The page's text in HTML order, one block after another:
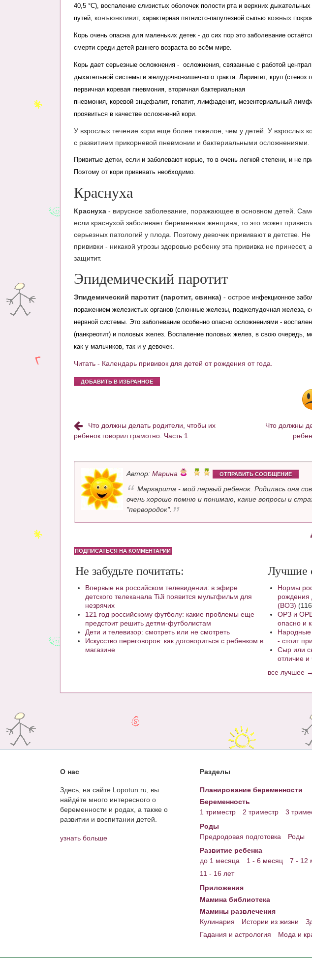
40,5 °C), воспаление слизистых оболочек полости рта и верхних дыхательных
путей, конъюнктивит, характерная пятнисто-папулезной сыпью кожных
Корь очень опасна для маленьких детек - до сих пор это заболевание
смерти среди детей раннего возраста во всём мире.
Корь дает серьезные осложнения - осложнения, связанные с работой
дыхательной системы и желудочно-кишечного тракта. Ларингит, круп (стеноз
первичная коревая пневмония, вторичная бактериальная
пневмония, коревой энцефалит, гепатит, лимфаденит, мезентериальный
проявиться в качестве осложнений кори.
У взрослых течение кори еще более тяжелое, чем у детей. У взрослых
с развитием прикорневой пневмонии и бактериальными осложнениями.
Привитые детки, если и заболевают корью, то в очень легкой степени, и не
Поэтому от кори прививать необходимо.
Краснуха
Краснуха - вирусное заболевание, поражающее в основном детей.
если краснухой заболевает беременная женщина, то это может
серьезных патологий у плода. Поэтому девочек прививают в детстве. Не
прививки - никакой угрозы здоровью ребенку эта прививка не
защитит.
Эпидемический паротит
Эпидемический паротит (паротит, свинка) - острое инфекционное
поражением железистых органов (слюнные железы, поджелудочная железа,
нервной системы. Это заболевание особенно опасно осложнениями -
(панкреотит) и половых желез. Воспаление половых желез, в свою очередь,
как у мальчиков, так и у девочек.
Читать - Календарь прививок для детей от рождения от года.
ДОБАВИТЬ В ИЗБРАННОЕ
Что должны делать родители, чтобы их
ребенок говорил грамотно. Часть 1
Что должны
Автор: Марина ОТПРАВИТЬ СООБЩЕНИЕ
Маргарита - мой первый ребенок. Родилась она
очень хорошо помню и понимаю, какие вопросы и
"первородок".
ПОДПИСАТЬСЯ НА КОММЕНТАРИИ
Не забудьте почитать:
Впервые на российском телевидении: в эфире
детского телеканала TiJi появится мультфильм для
незрячих
121 год российскому футболу: какие проблемы еще
предстоит решить детям-футболистам
Дети и телевизор: смотреть или не смотреть
Искусство переговоров: как договориться с ребенком в
магазине
Лучшие
Нормы
рождения
(ВОЗ)
ОРЗ и
опасно и
Народные
- стоит
Сыр или
отличие и
все лучшее →
О нас
Здесь, на сайте Lopotun.ru, вы
найдёте много интересного о
беременности и родах, а также о
развитии и воспитании детей.
узнать больше
Разделы
Планирование беременности
Беременность
1 триместр
2 триместр
3
Роды
Предродовая подготовка
Роды
Развитие ребенка
до 1 месяца
1 - 6 месяц 7 - 12
11 - 16 лет
Приложения
Мамина библиотека
Мамины развлечения
Кулинария
Истории из жизни
Гадания и астрология
Мода и